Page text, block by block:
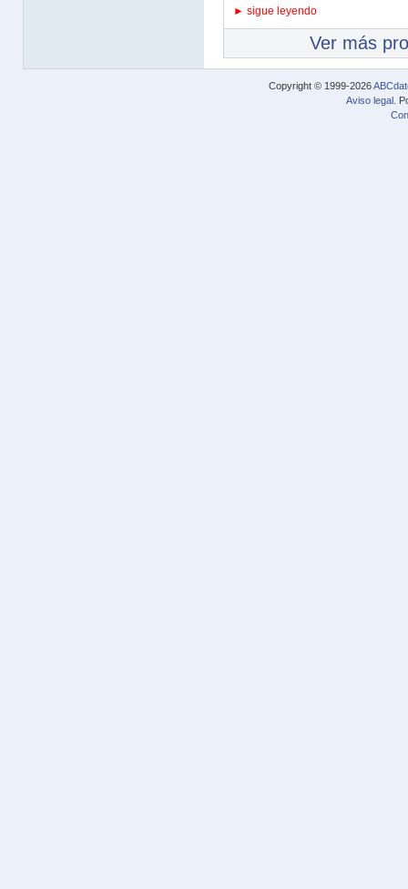
► sigue leyendo
Ver más
Copyright © 1999-2026
Aviso legal .